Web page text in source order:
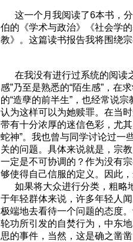
这一个月我阅读了6本书，分
伯的《学术与政治》《社会学
教》。这篇读书报告我将围绕
在我没有进行过系统的阅读
感”乃至是熟悉的“陌生感”，在
的“造孽的前半生”，也经常说
认为这样可以为她赎罪。在当
带有十分浓厚的迷信色彩，尤
蛇神”。我也曾与同学讨论过一
关的问题。具体来说就是，宗
一定是不可协调的？作为没有
够使得自己信服的定义。因此
如果将大众进行分类，粗略
于年轻群体来说，许多年轻人
极端地去看待一个问题的态度
轮功所引发的自焚行为，中东地
思的事件，当然，这是确之凿